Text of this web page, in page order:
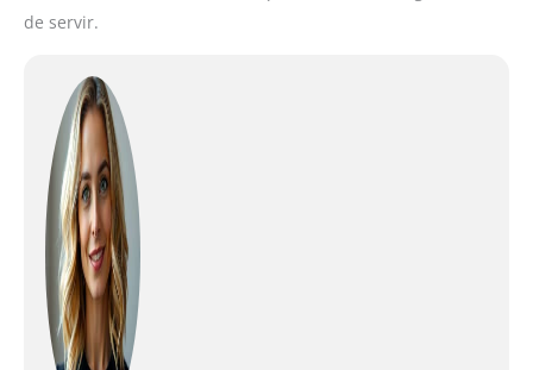
de servir.